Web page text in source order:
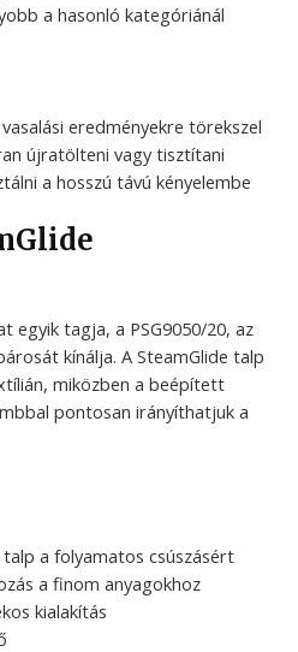
a hasonló kategóriánál
eredményekre törekszel
újratölteni vagy tisztítani
a hosszú távú kényelembe
egyik tagja, a PSG9050/20, az
kínálja. A SteamGlide talp
miközben a beépített
pontosan irányíthatjuk a
talp a folyamatos csúszásért
a finom anyagokhoz
kialakítás